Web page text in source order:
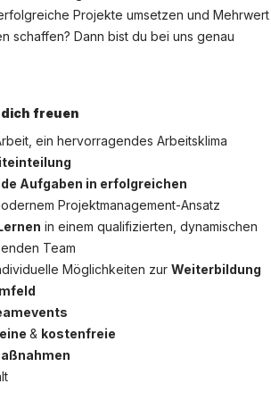
Projekte umsetzen und Mehrwert
schaffen? Dann bist du bei uns genau
freuen
ein hervorragendes Arbeitsklima
Aufgaben in erfolgreichen
Projektmanagement-Ansatz
in einem qualifizierten, dynamischen
Team
Möglichkeiten zur Weiterbildung
& kostenfreie
2026ImpressumAGB